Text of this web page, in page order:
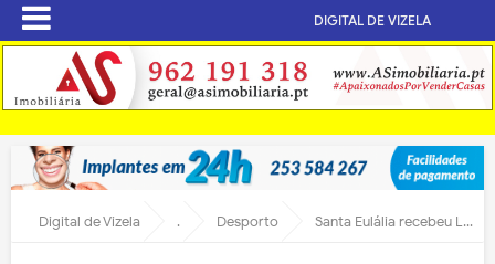
DIGITAL DE VIZELA
Digital de Vizela . Desporto Santa Eulália recebeu Liga Boccia